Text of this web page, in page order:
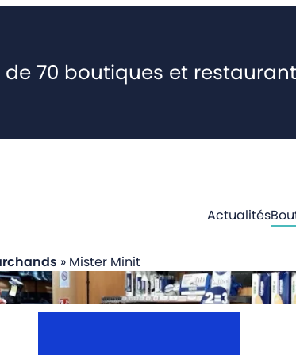
de 70 boutiques et
Actualités
» Mister Minit